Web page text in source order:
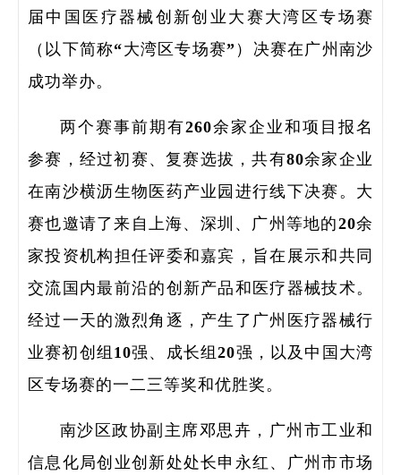
届中国医疗器械创新创业大赛大湾区专场赛
（以下简称“大湾区专场赛”）决赛在广州南沙
成功举办。
两个赛事前期有260余家企业和项目报名
参赛，经过初赛、复赛选拔，共有80余家企业
在南沙横沥生物医药产业园进行线下决赛。大
赛也邀请了来自上海、深圳、广州等地的20余
家投资机构担任评委和嘉宾，旨在展示和共同
交流国内最前沿的创新产品和医疗器械技术。
经过一天的激烈角逐，产生了广州医疗器械行
业赛初创组10强、成长组20强，以及中国大湾
区专场赛的一二三等奖和优胜奖。
南沙区政协副主席邓思卉，广州市工业和
信息化局创业创新处处长申永红、广州市市场